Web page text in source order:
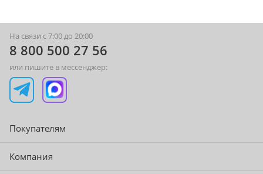
На связи с 7:00 до 20:00
8 800 500 27 56
или пишите в мессенджер:
Покупателям
Компания